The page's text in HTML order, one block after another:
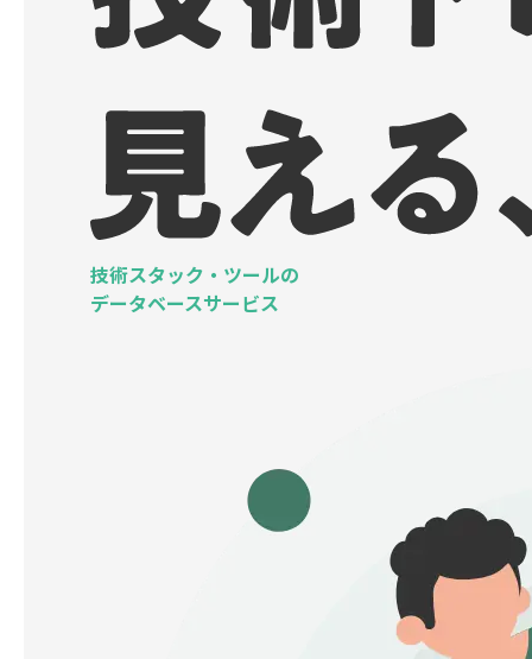
技術スタック・ツールの
データベースサービス